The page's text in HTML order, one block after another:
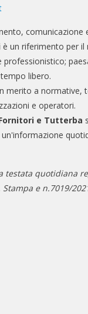
comunicazione
è un riferimento per
professionistico;
libero.
merito a normative,
e operatori.
e Tutterba
testata quotidiana
Stampa e n.7019/